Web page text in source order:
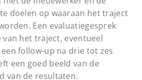
doelen op waaraan het traject
Een evaluatiegesprek
van het traject, eventueel
follow-up na drie tot zes
een goed beeld van de
van de resultaten.